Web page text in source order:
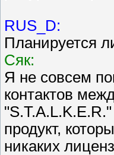
RUS_D:
Планируется
Сяк:
Я не совсем
контактов
продукт,
никаких